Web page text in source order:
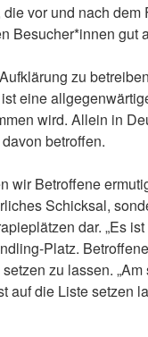
vor und nach
Besucher*innen gut
zu
eine
wird. Allein in
betroffen.
wir Betroffene
Schicksal,
dar. „Es
Platz.
zu lassen.
auf die Liste setzen